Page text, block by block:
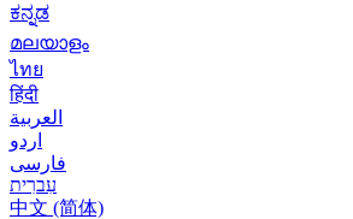
ಕನ್ನಡ
മലയാളം
ไทย
हिंदी
العربية
اردو
فارسی
עִברִית
中文 (简体)